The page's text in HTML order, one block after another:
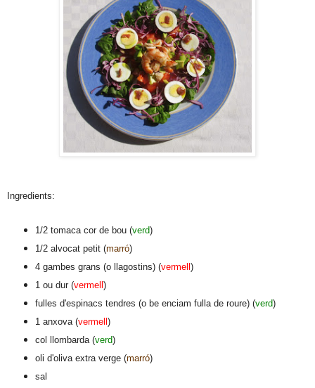
Ingredients:
1/2 tomaca cor de bou (verd)
1/2 alvocat petit (marró)
4 gambes grans (o llagostins) (vermell )
1 ou dur (vermell )
fulles d'espinacs tendres (o be enciam fulla de roure) (verd)
1 anxova (vermell )
col llombarda (verd)
oli d'oliva extra verge (marró)
sal